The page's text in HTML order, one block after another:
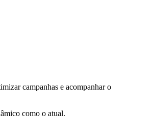
campanhas e acompanhar o
como o atual.